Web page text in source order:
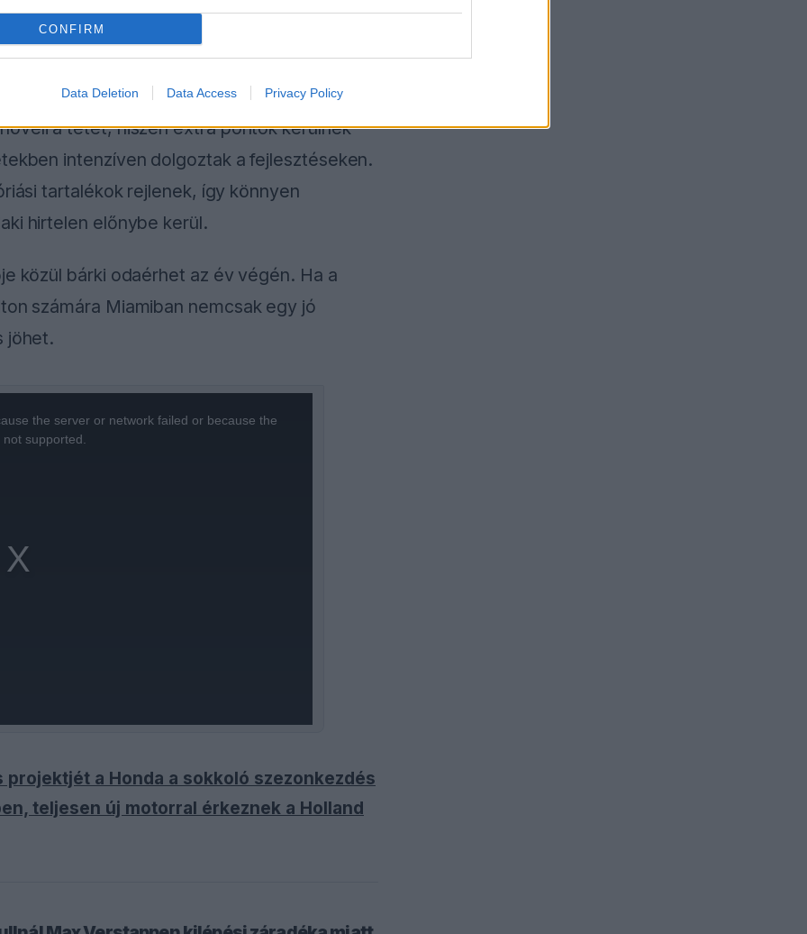
CONFIRM
Data Deletion Data Access Privacy Policy
tartósan Leclerc elé kerül. „Meg kell
a többieket is. Ha megérzi a győzelem
a tétet, hiszen extra pontok kerülnek
intenzíven dolgoztak a fejlesztéseken.
tartalékok rejlenek, így könnyen
hirtelen előnybe kerül.
közül bárki odaérhet az év végén. Ha a
számára Miamiban nemcsak egy jó
jöhet.
the server or network failed or because the
supported.
a Honda a sokkoló szezonkezdés
teljesen új motorral érkeznek a Holland